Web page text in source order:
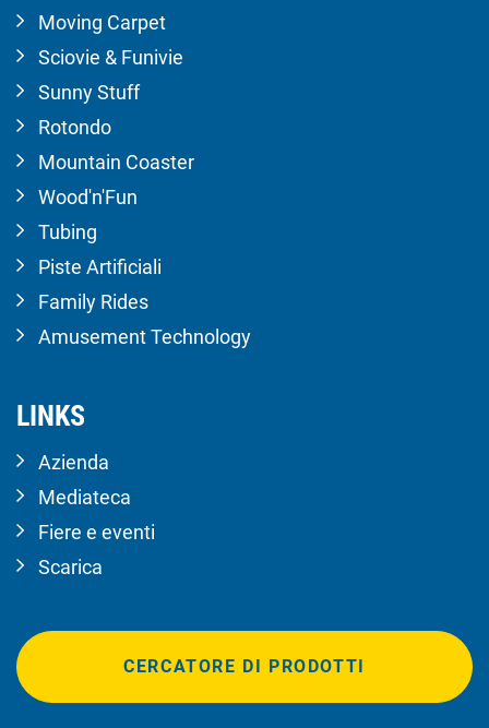
Moving Carpet
Sciovie & Funivie
Sunny Stuff
Rotondo
Mountain Coaster
Wood'n'Fun
Tubing
Piste Artificiali
Family Rides
Amusement Technology
LINKS
Azienda
Mediateca
Fiere e eventi
Scarica
CERCATORE DI PRODOTTI